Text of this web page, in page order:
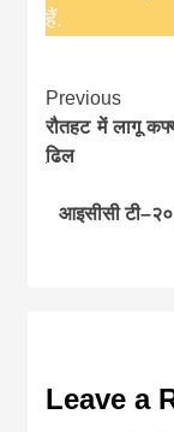
हैं.
Previous
रौतहट में लागू
ढि़ल
आइसीसी
Leave a